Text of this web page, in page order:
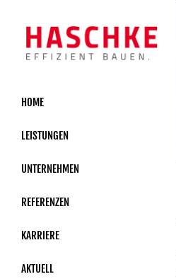
HOME
LEISTUNGEN
UNTERNEHMEN
REFERENZEN
KARRIERE
AKTUELL